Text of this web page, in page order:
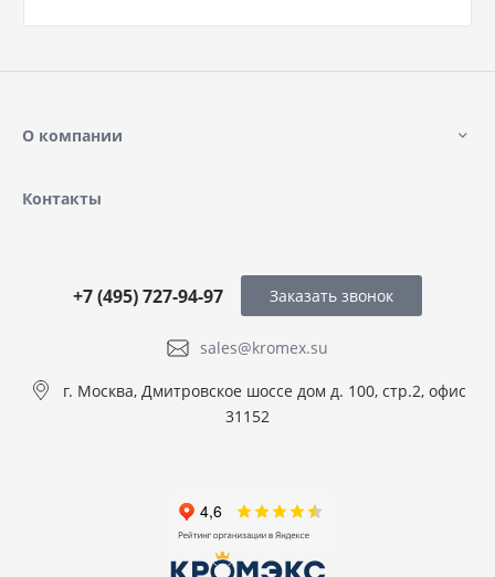
О компании
Контакты
sales@kromex.su
+7 (495) 727-94-97
г. Москва, Дмитровское шоссе дом д. 100, стр.2, офис
31152
Заказать звонок